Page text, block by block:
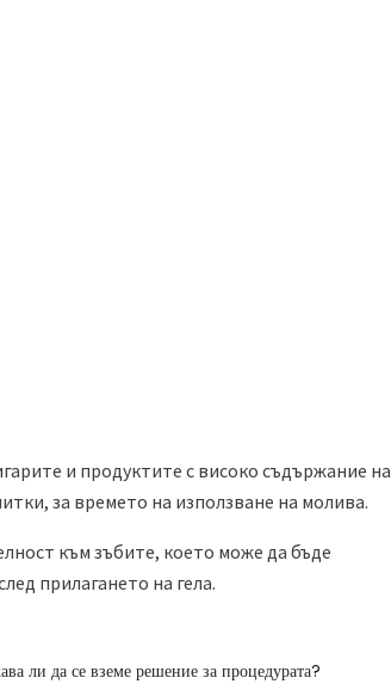
и продуктите с високо съдържание на
за времето на използване на молива.
към зъбите, което може да бъде
прилагането на гела.
ли да се вземе решение за процедурата?